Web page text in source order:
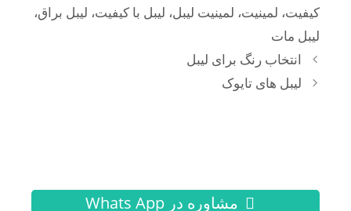
کیفیت، لمینیت، لمینیت لیبل، لیبل با کیفیت، لیبل براق،
لیبل مات
ناوبری
نوشته‌ها
انتخاب رنگ برای لیبل
لیبل های تایوک
مشاوره در Whats App